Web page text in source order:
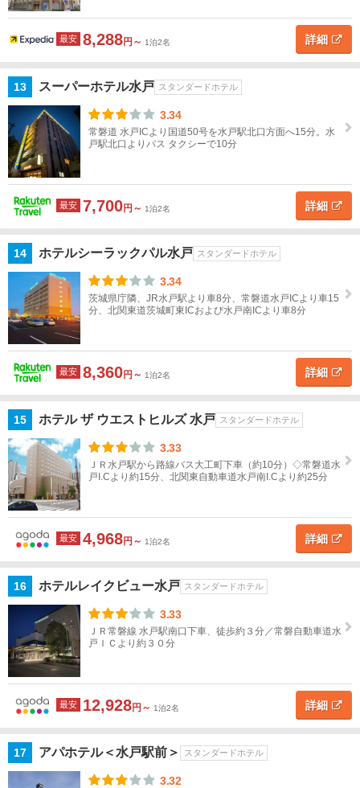
国
九
州
沖
縄
最安 8,288円～ 1泊2名 詳細
13 スーパーホテル水戸 スタンダードホテル
3.34
常磐道 水戸ICより国道50号を水戸駅北口方面へ15分。水
戸駅北口よりバス タクシーで10分
最安 7,700円～ 1泊2名 詳細
14 ホテルシーラックパル水戸 スタンダードホテル
3.34
茨城県庁隣、JR水戸駅より車8分、常磐道水戸ICより車15
分、北関東道茨城町東ICおよび水戸南ICより車8分
最安 8,360円～ 1泊2名 詳細
15 ホテル ザ ウエストヒルズ 水戸 スタンダードホテル
3.33
ＪＲ水戸駅から路線バス大工町下車（約10分）◇常磐道水
戸I.Cより約15分、北関東自動車道水戸南I.Cより約25分
最安 4,968円～ 1泊2名 詳細
16 ホテルレイクビュー水戸 スタンダードホテル
3.33
ＪＲ常磐線 水戸駅南口下車、徒歩約３分／常磐自動車道水
戸ＩＣより約３０分
最安 12,928円～ 1泊2名 詳細
17 アパホテル＜水戸駅前＞ スタンダードホテル
3.32